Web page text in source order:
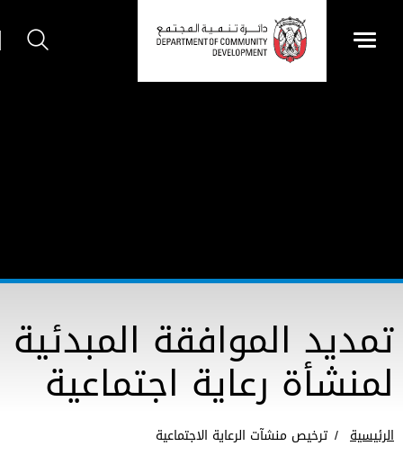
تمديد الموافقة المبدئية
لمنشأة رعاية اجتماعية
الرئيسية ترخيص منشآت الرعاية الاجتماعية